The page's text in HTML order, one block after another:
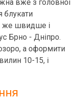
вже з головної
блукати
же швидше і
Брно - Дніпро.
а оформити
10-15, і